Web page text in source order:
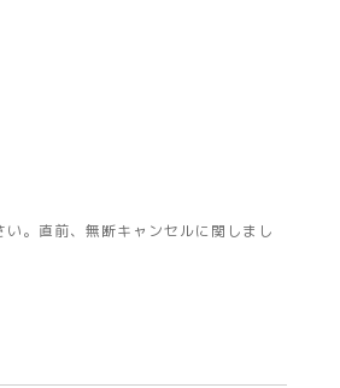
。直前、無断キャンセルに関しまし